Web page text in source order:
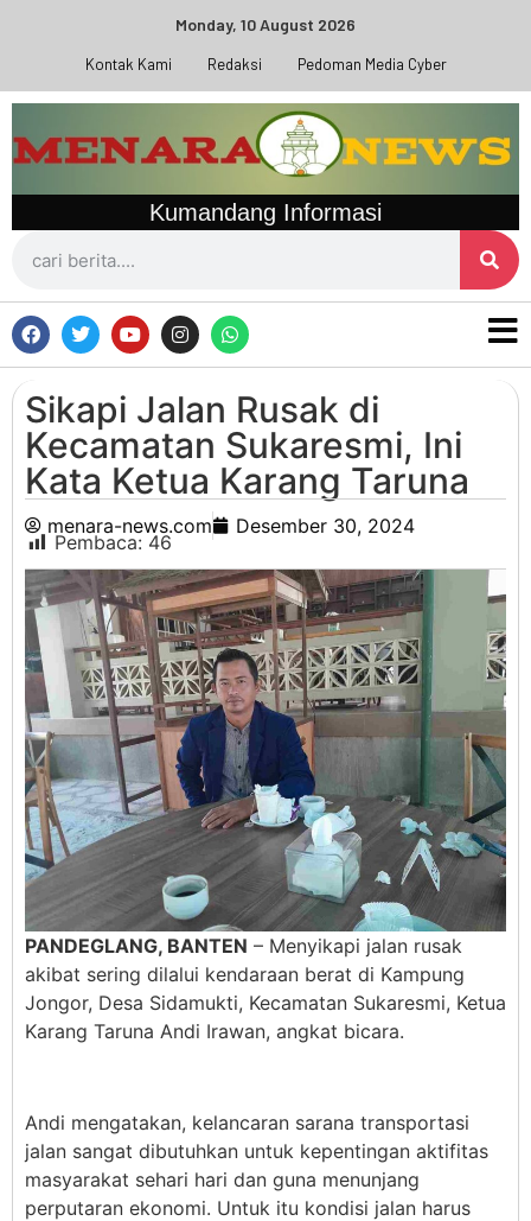
Monday, 10 August 2026
Kontak Kami Redaksi Pedoman Media Cyber
Kumandang Informasi
Sikapi Jalan Rusak di
Kecamatan Sukaresmi, Ini
Kata Ketua Karang Taruna
menara-news.com Desember 30, 2024
Pembaca: 46
PANDEGLANG, BANTEN – Menyikapi jalan rusak
akibat sering dilalui kendaraan berat di Kampung
Jongor, Desa Sidamukti, Kecamatan Sukaresmi, Ketua
Karang Taruna Andi Irawan, angkat bicara.
Andi mengatakan, kelancaran sarana transportasi
jalan sangat dibutuhkan untuk kepentingan aktifitas
masyarakat sehari hari dan guna menunjang
perputaran ekonomi. Untuk itu kondisi jalan harus